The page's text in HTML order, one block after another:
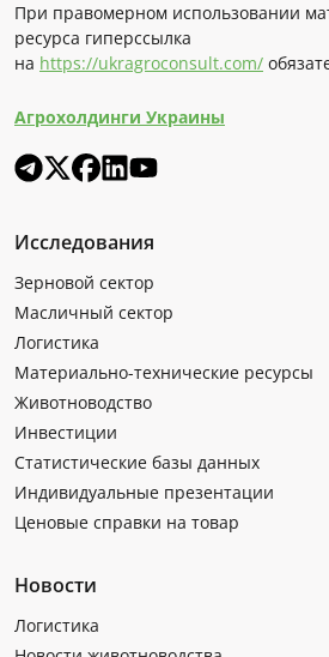
При правомерном использовании
ресурса гиперссылка
на https://ukragroconsult.com/
Агрохолдинги Украины
Исследования
Зерновой сектор
Масличный сектор
Логистика
Материально-технические ресурсы
Животноводство
Инвестиции
Статистические базы данных
Индивидуальные презентации
Ценовые справки на товар
Новости
Логистика